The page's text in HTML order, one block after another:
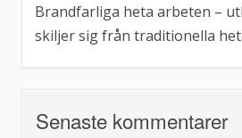
Brandfarliga heta arbeten –
skiljer sig från traditionella
Senaste kommentarer